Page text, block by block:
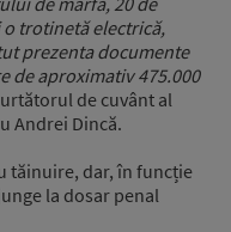
trotinetă electrică,
prezenta documente
de aproximativ 475.000
de cuvânt al
Andrei Dincă.
tăinuire, dar, în funcție
la dosar penal